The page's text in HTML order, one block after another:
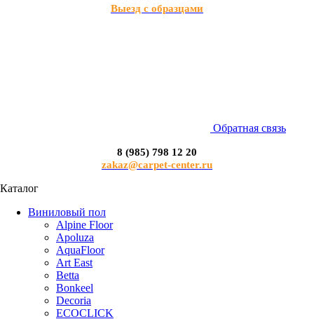
Выезд с образцами
Обратная связь
8 (985) 798 12 20
zakaz@carpet-center.ru
Каталог
Виниловый пол
Alpine Floor
Apoluza
AquaFloor
Art East
Betta
Bonkeel
Decoria
ECOCLICK